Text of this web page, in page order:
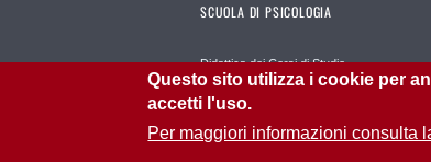
SCUOLA DI PSICOLOGIA
Didattica dei Corsi di Studio
Questo sito utilizza i cookie per
accetti l'uso.
Per maggiori informazioni consulta